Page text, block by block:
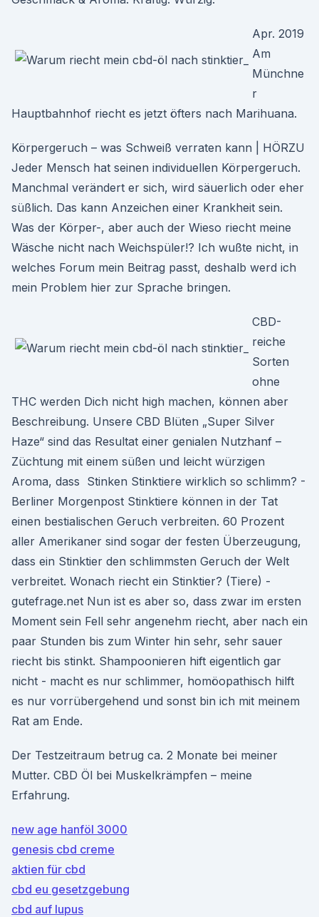
Apr. 2019
Am
Münchne
r
Hauptbahnhof riecht es jetzt öfters nach Marihuana.
Körpergeruch – was Schweiß verraten kann | HÖRZU
Jeder Mensch hat seinen individuellen Körpergeruch.
Manchmal verändert er sich, wird säuerlich oder eher
süßlich. Das kann Anzeichen einer Krankheit sein.
Was der Körper-, aber auch der Wieso riecht meine
Wäsche nicht nach Weichspüler!? Ich wußte nicht, in
welches Forum mein Beitrag passt, deshalb werd ich
mein Problem hier zur Sprache bringen.
CBD-
reiche
Sorten
ohne
THC werden Dich nicht high machen, können aber
Beschreibung. Unsere CBD Blüten „Super Silver
Haze“ sind das Resultat einer genialen Nutzhanf –
Züchtung mit einem süßen und leicht würzigen
Aroma, dass Stinken Stinktiere wirklich so schlimm? -
Berliner Morgenpost Stinktiere können in der Tat
einen bestialischen Geruch verbreiten. 60 Prozent
aller Amerikaner sind sogar der festen Überzeugung,
dass ein Stinktier den schlimmsten Geruch der Welt
verbreitet. Wonach riecht ein Stinktier? (Tiere) -
gutefrage.net Nun ist es aber so, dass zwar im ersten
Moment sein Fell sehr angenehm riecht, aber nach ein
paar Stunden bis zum Winter hin sehr, sehr sauer
riecht bis stinkt. Shampoonieren hift eigentlich gar
nicht - macht es nur schlimmer, homöopathisch hilft
es nur vorrübergehend und sonst bin ich mit meinem
Rat am Ende.
Der Testzeitraum betrug ca. 2 Monate bei meiner
Mutter. CBD Öl bei Muskelkrämpfen – meine
Erfahrung.
new age hanföl 3000
genesis cbd creme
aktien für cbd
cbd eu gesetzgebung
cbd auf lupus